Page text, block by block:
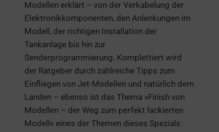
Modellen erklärt – von der Verkabelung der
Elektronikkomponenten, den Anlenkungen im
Modell, der richtigen Installation der
Tankanlage bis hin zur
Senderprogrammierung. Komplettiert wird
der Ratgeber durch zahlreiche Tipps zum
Einfliegen von Jet-Modellen und natürlich dem
Landen – ebenso ist das Thema »Finish von
Modellen – der Weg zum perfekt lackierten
Modell« eines der Themen dieses Spezials.